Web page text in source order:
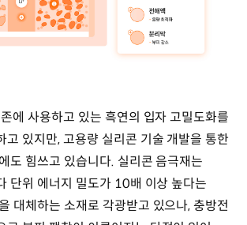
에 사용하고 있는 흑연의 입자 고밀도화를
고 있지만, 고용량 실리콘 기술 개발을 통한
도 힘쓰고 있습니다. 실리콘 음극재는
단위 에너지 밀도가 10배 이상 높다는
대체하는 소재로 각광받고 있으나, 충방전